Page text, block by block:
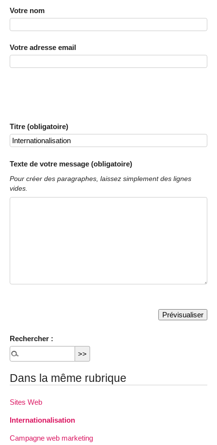
Votre nom
Votre adresse email
Titre (obligatoire)
Texte de votre message (obligatoire)
Pour créer des paragraphes, laissez simplement des lignes
vides.
Rechercher :
Dans la même rubrique
Sites Web
Internationalisation
Campagne web marketing